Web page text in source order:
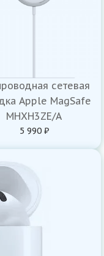
сетевая
Apple MagSafe
MHXH3ZE/A
5 990 ₽